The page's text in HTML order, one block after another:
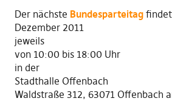
Der nächste Bundesparteitagfindet
Dezember 2011
jeweils
von 10:00 bis 18:00 Uhr
in der
Stadthalle Offenbach
Waldstraße 312, 63071 Offenbach